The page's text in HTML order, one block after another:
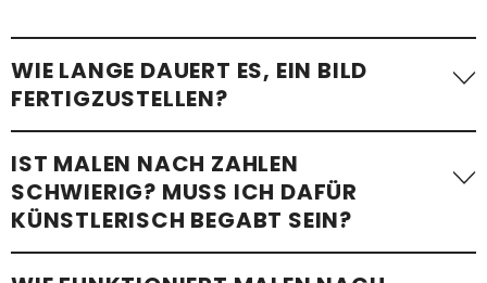
WIE LANGE DAUERT ES, EIN BILD
FERTIGZUSTELLEN?
Die benötigte Zeit variiert stark. Ein einfaches Malen-nach-
ein Kindermotiv –
kann in etwa einer Stunde fertiggestellt werden
Komplexere Motive mit vielen kleinen Flächen, besonders bei
Erwachsenen-Sets im Standardformat, benötigen im
Schnitt 24 bis 48 Stunden . Wir empfehlen, im eigenen Tempo
IST MALEN NACH ZAHLEN
SCHWIERIG? MUSS ICH DAFÜR
KÜNSTLERISCH BEGABT SEIN?
Überhaupt nicht!Mit unseren Malen-nach-Zahlen-Sets ist